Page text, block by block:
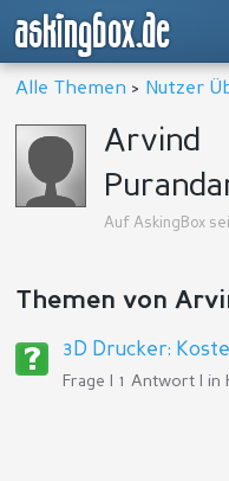
askingbox.de
Alle Themen > Nutzer
Arvind
Auf AskingBox
Themen von
3D Drucker:
Frage | 1 Antwort | in